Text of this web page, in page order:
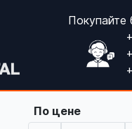
Покупайте
По цене